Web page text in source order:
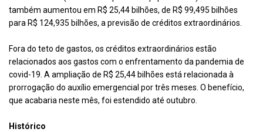
também aumentou em R$ 25,44 bilhões, de R$ 99,495 bilhões
para R$ 124,935 bilhões, a previsão de créditos extraordinários.
Fora do teto de gastos, os créditos extraordinários estão
relacionados aos gastos com o enfrentamento da pandemia de
covid-19. A ampliação de R$ 25,44 bilhões está relacionada à
prorrogação do auxílio emergencial por três meses. O benefício,
que acabaria neste mês, foi estendido até outubro.
Histórico